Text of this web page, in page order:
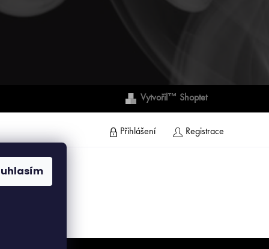
Vytvořil™ Shoptet
Přihlášení Registrace